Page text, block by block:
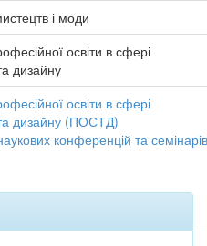
і моди
освіти в сфері
дизайну
освіти в сфері
дизайну (ПОСТД)
конференцій та семінарів